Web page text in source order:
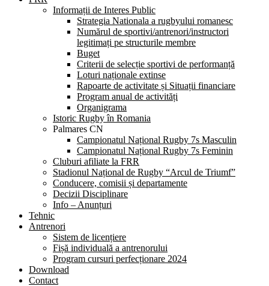
Informații de Interes Public
Strategia Nationala a rugbyului romanesc
Numărul de sportivi/antrenori/instructori
legitimați pe structurile membre
Buget
Criterii de selecție sportivi de performanță
Loturi naționale extinse
Rapoarte de activitate și Situații financiare
Program anual de activități
Organigrama
Istoric Rugby în Romania
Palmares CN
Campionatul Național Rugby 7s Masculin
Campionatul Național Rugby 7s Feminin
Cluburi afiliate la FRR
Stadionul Național de Rugby “Arcul de Triumf”
Conducere, comisii și departamente
Decizii Disciplinare
Info – Anunțuri
Tehnic
Antrenori
Sistem de licențiere
Fișă individuală a antrenorului
Program cursuri perfecționare 2024
Download
Contact